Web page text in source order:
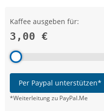
Kaffee ausgeben für:
3,00 €
Per Paypal unterstützen*
*Weiterleitung zu PayPal.Me